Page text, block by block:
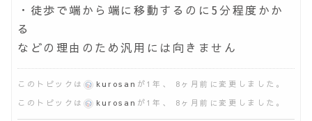
・徒歩で端から端に移動するのに5分程度かか
る
などの理由のため汎用には向きません
このトピックは kurosan が1年、 8ヶ月前に変更しました。
このトピックは
kurosan が1年、 8ヶ月前に変更しました。